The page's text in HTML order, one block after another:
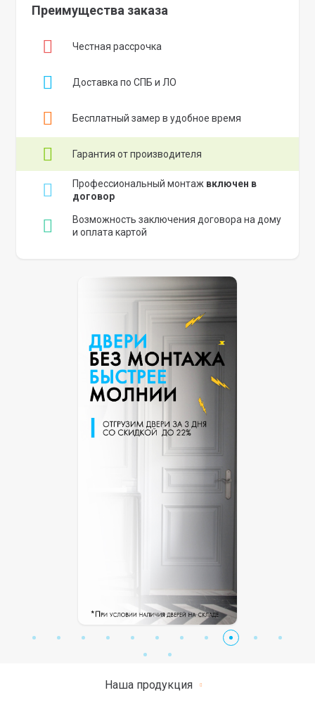
Преимущества заказа
Честная рассрочка
Доставка по СПБ и ЛО
Бесплатный замер в удобное время
Гарантия от производителя
Профессиональный монтаж включен в
договор
Возможность заключения договора на дому
и оплата картой
Наша продукция